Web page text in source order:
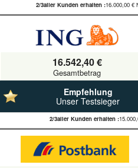
2/3aller Kunden erhalten :16.000,00 €
16.542,40 €
Gesamtbetrag
Empfehlung
Unser Testsieger
2/3aller Kunden erhalten :